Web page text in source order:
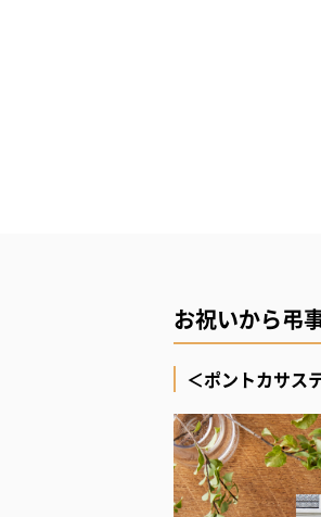
お祝いから弔
＜ポントカサス